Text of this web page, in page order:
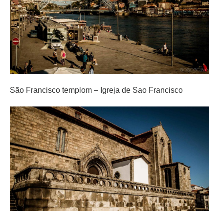
São Francisco templom – Igreja de Sao Francisco